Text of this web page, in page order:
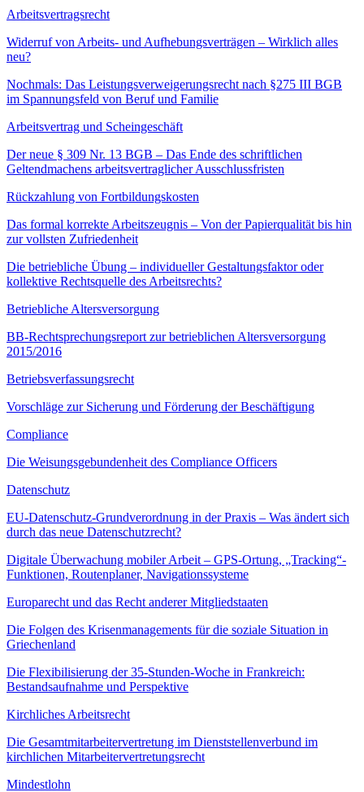
Arbeitsvertragsrecht
Widerruf von Arbeits- und Aufhebungsverträgen – Wirklich alles
neu?
Nochmals: Das Leistungsverweigerungsrecht nach §275 III BGB
im Spannungsfeld von Beruf und Familie
Arbeitsvertrag und Scheingeschäft
Der neue § 309 Nr. 13 BGB – Das Ende des schriftlichen
Geltendmachens arbeitsvertraglicher Ausschlussfristen
Rückzahlung von Fortbildungskosten
Das formal korrekte Arbeitszeugnis – Von der Papierqualität bis hin
zur vollsten Zufriedenheit
Die betriebliche Übung – individueller Gestaltungsfaktor oder
kollektive Rechtsquelle des Arbeitsrechts?
Betriebliche Altersversorgung
BB-Rechtsprechungsreport zur betrieblichen Altersversorgung
2015/2016
Betriebsverfassungsrecht
Vorschläge zur Sicherung und Förderung der Beschäftigung
Compliance
Die Weisungsgebundenheit des Compliance Officers
Datenschutz
EU-Datenschutz-Grundverordnung in der Praxis – Was ändert sich
durch das neue Datenschutzrecht?
Digitale Überwachung mobiler Arbeit – GPS-Ortung, „Tracking“-
Funktionen, Routenplaner, Navigationssysteme
Europarecht und das Recht anderer Mitgliedstaaten
Die Folgen des Krisenmanagements für die soziale Situation in
Griechenland
Die Flexibilisierung der 35-Stunden-Woche in Frankreich:
Bestandsaufnahme und Perspektive
Kirchliches Arbeitsrecht
Die Gesamtmitarbeitervertretung im Dienststellenverbund im
kirchlichen Mitarbeitervertretungsrecht
Mindestlohn